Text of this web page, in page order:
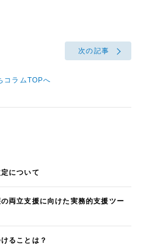
コラムTOPへ
次の記事
について
両立支援に向けた実務的支援ツー
ることは？